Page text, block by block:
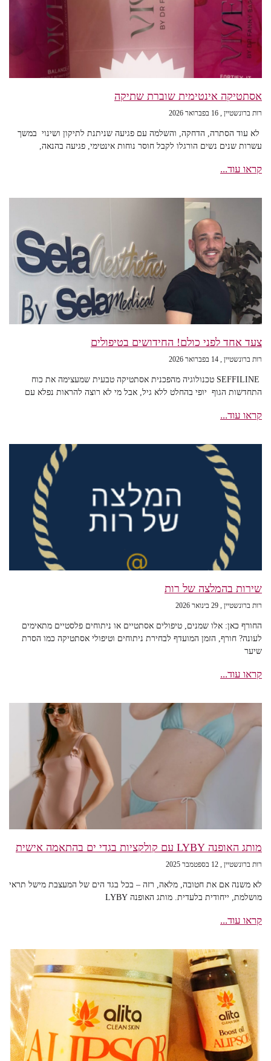
אסתטיקה אינטימית שוברת שתיקה
רות ברונשטיין 16 בפברואר 2026
לא עוד הסתרה, הדחקה, והשלמה עם פגיעה שניתנת לתיקון ושינוי במשך
עשרות שנים נשים הורגלו לקבל חוסר נוחות אינטימי, פגיעה בהנאה,
קראו עוד...
צעד אחד לפני כולם! החידושים בטיפולים
רות ברונשטיין 14 בפברואר 2026
SEFFILINE טכנולוגיה מהפכנית אסתטיקה טבעית שמעצימה את כוח
התחדשות הגוף יופי בהחלט ללא גיל, אבל מי לא רוצה להראות נפלא עם
קראו עוד...
שירות בהמלצה של רות
רות ברונשטיין 29 בינואר 2026
החורף כאן: אלו שמנים, טיפולים אסתטיים או ניתוחים פלסטיים מתאימים
לעונה? חורף, הזמן המועדף לבחירת ניתוחים וטיפולי אסתטיקה כמו הסרת
שיער
קראו עוד...
מותג האופנה LYBY עם קולקציות בגדי ים בהתאמה אישית
רות ברונשטיין 12 בספטמבר 2025
לא משנה אם את חטובה, מלאה, רזה – בכל בגד הים של המעצבת מישל תראי
מושלמת, ייחודית בלעדית. מותג האופנה LYBY
קראו עוד...